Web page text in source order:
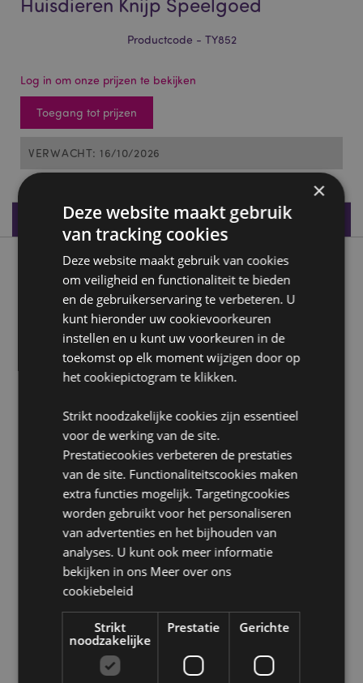
Productcode - TY852
Log in om onze prijzen te bekijken
Toegang tot prijzen
VERWACHT: 16/10/2026
Productspecificaties
Product beschrijving
Queasy Squeezies Adoramals Huisdieren Knijp Speelgoed
Materiaal: Polyester en polyacrylaat kralen
CE/UKCA-markering:ja
EN71 :Ja
Product Bron:
Zoekt u meer informatie over kopen bij Puckator?
Lees dan onze klanten informatie gids.
Product eigenschappen
informatie
Hoogte 7cm Breedte 8cm Diepte 7cm
5055071781933
0.165000
Nee
×
Deze website maakt gebruik
van tracking cookies
Deze website maakt gebruik van cookies
om veiligheid en functionaliteit te bieden
en de gebruikerservaring te verbeteren. U
kunt hieronder uw cookievoorkeuren
instellen en u kunt uw voorkeuren in de
toekomst op elk moment wijzigen door op
het cookiepictogram te klikken.
Strikt noodzakelijke cookies zijn essentieel
voor de werking van de site.
Prestatiecookies verbeteren de prestaties
van de site. Functionaliteitscookies maken
extra functies mogelijk. Targetingcookies
worden gebruikt voor het personaliseren
van advertenties en het bijhouden van
analyses. U kunt ook meer informatie
bekijken in ons Meer over ons
cookiebeleid
Strikt
noodzakelijke
Prestatie Gerichte